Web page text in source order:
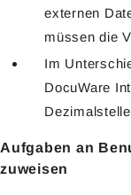
externen
müssen die
Im
DocuWare
Aufgaben an
zuweisen